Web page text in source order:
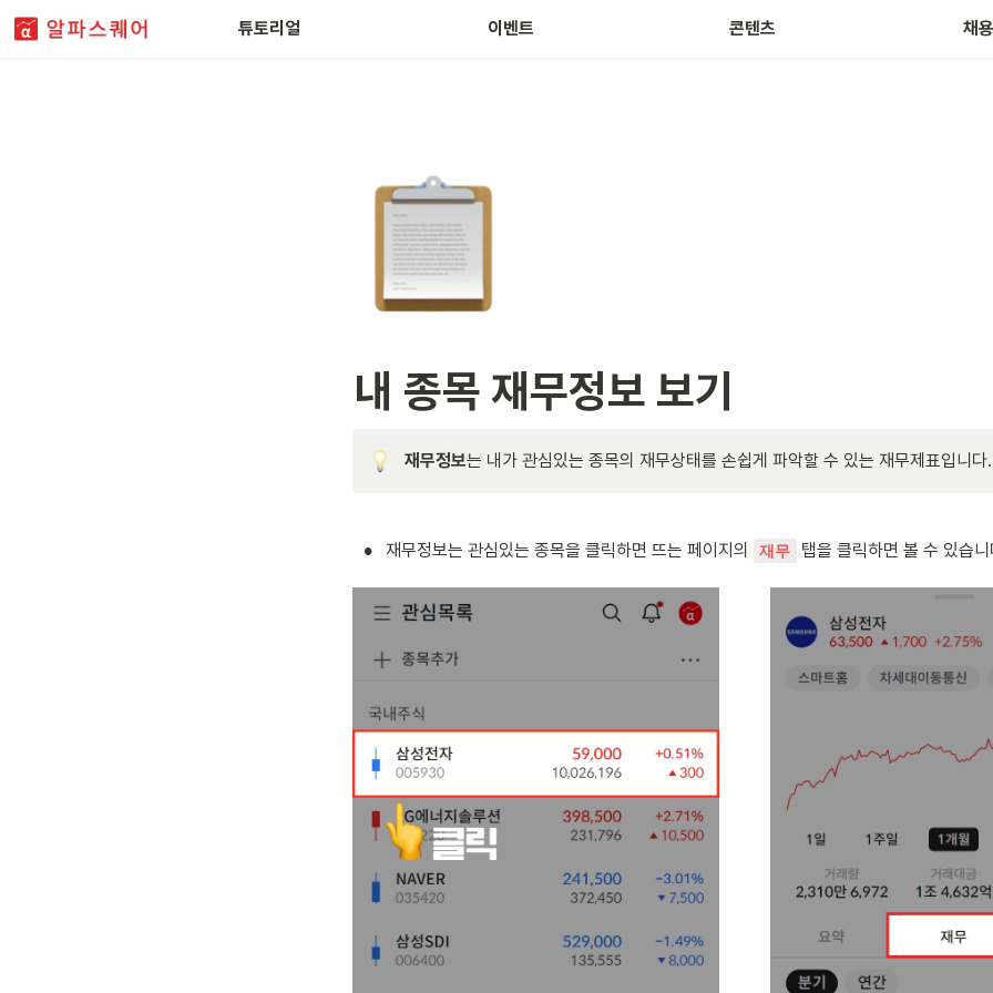
튜토리얼 이벤트 콘텐츠 채
FAQ 주식 테마 정보 근
내 종목 재무정보 보기
재무정보는 내가 관심있는 종목의 재무상태를 손쉽게 파악할 수 있는 재무제표입니다.
• 재무정보는 관심있는 종목을 클릭하면 뜨는 페이지의 재무 탭을 클릭하면 볼 수 있습